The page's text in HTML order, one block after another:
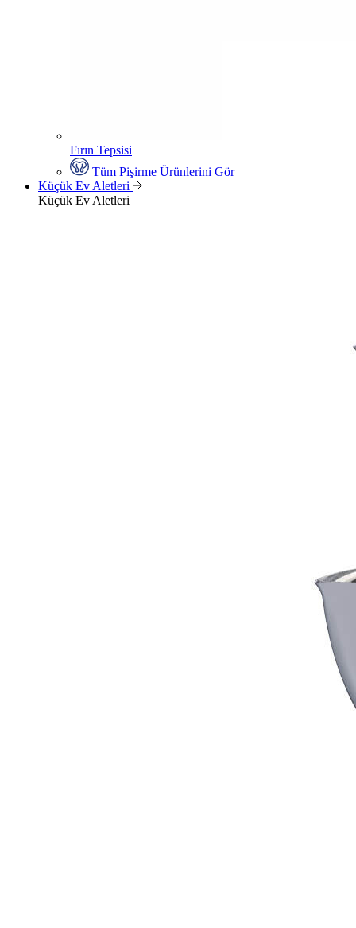
Fırın Tepsisi
Tüm Pişirme Ürünlerini Gör
Küçük Ev Aletleri
Küçük Ev Aletleri